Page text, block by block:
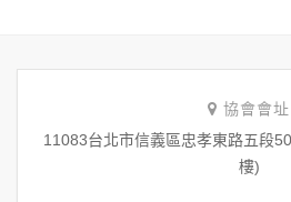
協會會址
11083台北市信義區忠孝東路五段
樓)